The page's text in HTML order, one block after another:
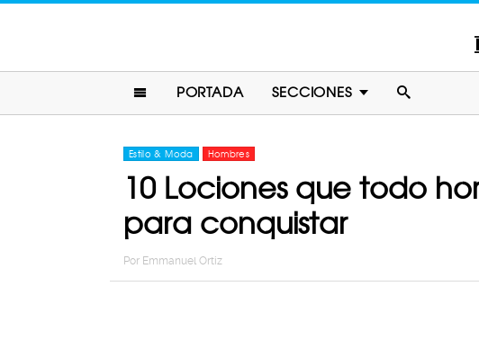
PORTADA SECCIONES
Estilo & Moda Hombres
10 Lociones que todo
para conquistar
Por Emmanuel Ortiz